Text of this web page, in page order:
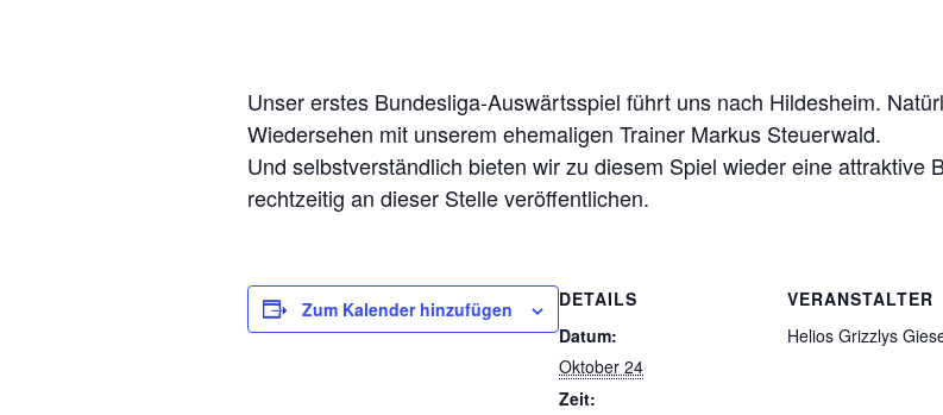
Unser erstes Bundesliga-Auswärtsspiel führt uns nach Hildesheim.
Wiedersehen mit unserem ehemaligen Trainer Markus Steuerwald.
Und selbstverständlich bieten wir zu diesem Spiel wieder eine attraktive
rechtzeitig an dieser Stelle veröffentlichen.
Zum Kalender hinzufügen
DETAILS
Datum:
Oktober 24
Zeit:
VERANSTALTER
Helios Grizzlys